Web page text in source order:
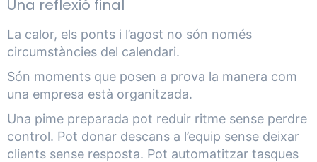
Una reflexió final
La calor, els ponts i l’agost no són només
circumstàncies del calendari.
Són moments que posen a prova la manera com
una empresa està organitzada.
Una pime preparada pot reduir ritme sense perdre
control. Pot donar descans a l’equip sense deixar
clients sense resposta. Pot automatitzar tasques